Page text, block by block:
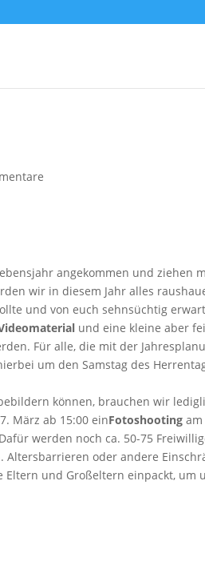
angekommen und ziehen
wir in diesem Jahr alles
und von euch sehnsüchtig
und eine kleine aber
Für alle, die mit der
um den Samstag des
können, brauchen wir
März ab 15:00 einFotoshooting
werden noch ca. 50-75
Altersbarrieren oder andere
und Großeltern einpackt, um